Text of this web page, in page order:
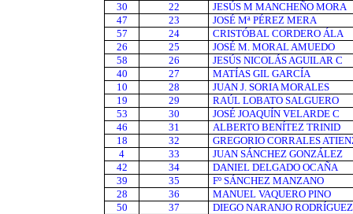
30
22
JESÚS M MANCHEÑO MORA
47
23
JOSÉ Mª PÉREZ MERA
57
24
CRISTÓBAL CORDERO ÁLA
26
25
JOSÉ M. MORAL AMUEDO
58
26
JESÚS NICOLÁS AGUILAR C
40
27
MATÍAS GIL GARCÍA
10
28
JUAN J. SORIA MORALES
19
29
RAÚL LOBATO SALGUERO
53
30
JOSÉ JOAQUÍN VELARDE C
46
31
ALBERTO BENÍTEZ TRINID
18
32
GREGORIO CORRALES
4
33
JUAN SÁNCHEZ GONZÁLEZ
42
34
DANIEL DELGADO OCAÑA
39
35
Fº SÁNCHEZ MANZANO
28
36
MANUEL VAQUERO PINO
50
37 DIEGO NARANJO RODRÍGUEZ